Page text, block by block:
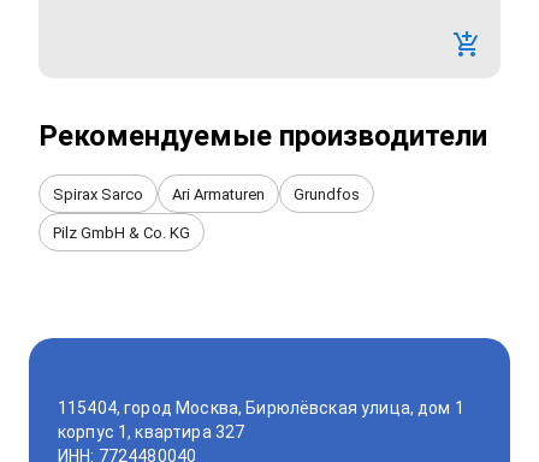
Рекомендуемые производители
Spirax Sarco Ari Armaturen Grundfos
Pilz GmbH & Co. KG
115404, город Москва, Бирюлёвская улица, дом 1
корпус 1, квартира 327
ИНН: 7724480040